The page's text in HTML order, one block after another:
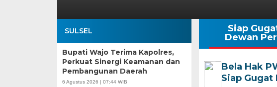
SULSEL
Bupati Wajo Terima Kapolres,
Perkuat Sinergi Keamanan dan
Pembangunan Daerah
6 Agustus 2026 | 07:44 WIB
Siap
Dewan
Bela Hak
Siap Gugat